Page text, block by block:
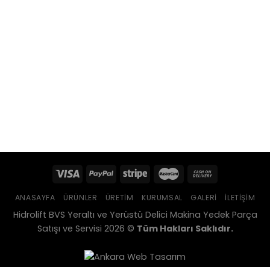
ANASAYFA ÜRÜNLER ÜRETIM KURUMSAL GALERI İLETIŞIM
Hidrolift BVS Yeraltı ve Yerüstü Delici Makina Yedek Parça
Satışı ve Servisi 2026 © Tüm Hakları Saklıdır.